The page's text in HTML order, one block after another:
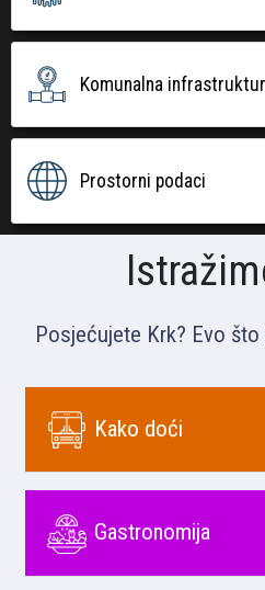
Komunalna
Prostorni podaci
Posjećujete Krk? Evo
Kako doći
Gastronomija